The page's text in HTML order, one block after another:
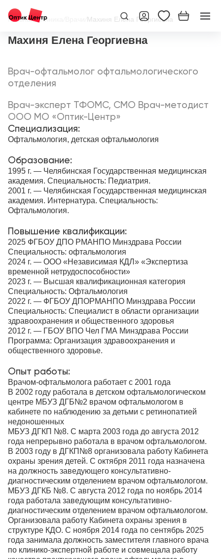
Главная/Клиника Махиня Елена Георгиевна
Махиня Елена Георгиевна
Врач-офтальмолог офтальмологического
отделения
Врач-эксперт ТФОМС, СМО Врач-методист
ООО МО «Оптик-Центр»
Специализация:
Офтальмология, детская офтальмология
Образование:
1995 г. — Челябинская Государственная медицинская
академия. Специальность: Педиатрия.
2001 г. — Челябинская Государственная медицинская
академия. Интернатура. Специальность:
Офтальмология.
Повышение квалификации:
2025 ФГБОУ ДПО РМАНПО Минздрава России
Специальность: офтальмология
2024 г. — ООО «Независимая КДЛ» «Экспертиза
временной нетрудоспособности»
2023 г. — Высшая квалификационная категория
Специальность: Офтальмология
2022 г. — ФГБОУ ДПОРМАНПО Минздрава России
Специальность: Специалист в области организации
здравоохранения и общественного здоровья
2012 г. — ГБОУ ВПО Чел ГМА Минздрава России
Программа: Организация здравоохранения и
общественного здоровье.
Опыт работы:
Врачом-офтальмолога работает с 2001 года
В 2002 году работала в детском офтальмологическом
центре МБУЗ ДГБ№2 врачом офтальмологом в
кабинете по наблюдению за детьми с ретинопатией
недоношенных
МБУЗ ДГКП №8. С марта 2003 года до августа 2012
года непрерывно работала в врачом офтальмологом.
В 2003 году в ДГКП№8 организовала работу Кабинета
охраны зрения детей. С октября 2011 года назначена
на должность заведующего консультативно-
диагностическим отделением врачом офтальмологом.
МБУЗ ДГКБ №8. С августа 2012 года по ноябрь 2014
года работала заведующим консультативно-
диагностическим отделением врачом офтальмологом.
Организовала работу Кабинета охраны зрения в
структуре КДО. С ноября 2014 года по сентябрь 2025
года занимала должность заместителя главного врача
по клинико-экспертной работе и совмещала работу